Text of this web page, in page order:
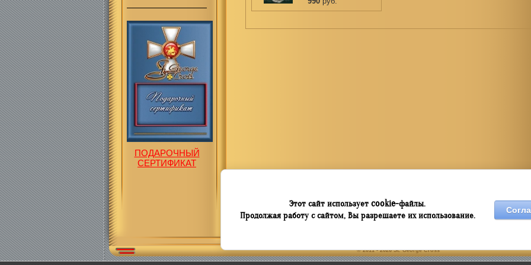
ПОДАРОЧНЫЙ
СЕРТИФИКАТ
© 2011 - 2026 St. George Cross
Этот сайт используетcookie-файлы.
Продолжая работу с сайтом, Вы разрешаете их использование.